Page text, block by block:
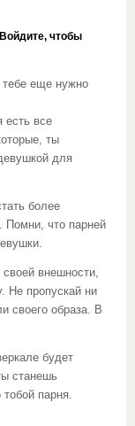
Войдите, чтобы
тебе еще нужно
есть все
ты
для
более
Помни, что парней
внешности,
Не пропускай ни
своего образа. В
будет
станешь
парня.